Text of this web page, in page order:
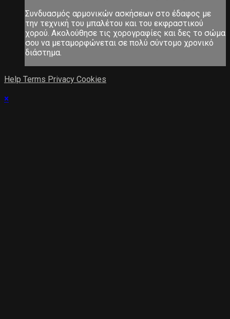
Συνδυασμός αρμονικών ασκήσεων στο έδαφος με
την τεχνική του μπαλέτου και του εκφραστικού
χορού. Ακολούθησε τις χορογραφίες και δες το σώμα
σου να μεταμορφώνεται σε πολύ σύντομο χρονικό
διάστημα.
Help Terms Privacy Cookies
×